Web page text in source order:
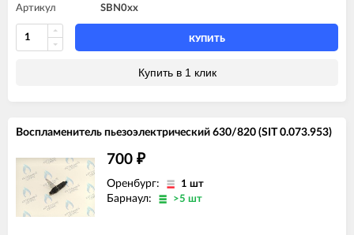
Артикул SBN0xx
КУПИТЬ
Купить в 1 клик
Воспламенитель пьезоэлектрический 630/820 (SIT 0.073.953)
700 ₽
Оренбург: 1 шт
Барнаул: >5 шт